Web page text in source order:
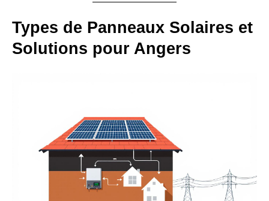
Types de Panneaux Solaires et
Solutions pour Angers